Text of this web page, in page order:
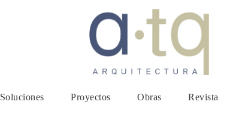
Soluciones Proyectos Obras Revista